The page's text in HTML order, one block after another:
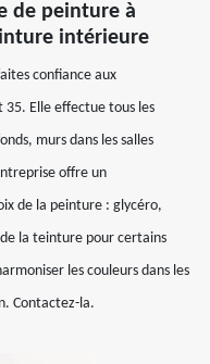
de peinture à
intérieure
confiance aux
35. Elle effectue tous les
murs dans les salles
offre un
de la peinture : glycéro,
la teinture pour certains
les couleurs dans les
Contactez-la.